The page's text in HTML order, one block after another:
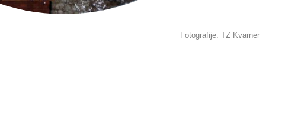
Fotografije: TZ Kvarner